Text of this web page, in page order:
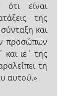
ότι είναι
της
και
προσώπων
ιε΄ της
τη
αυτού.»